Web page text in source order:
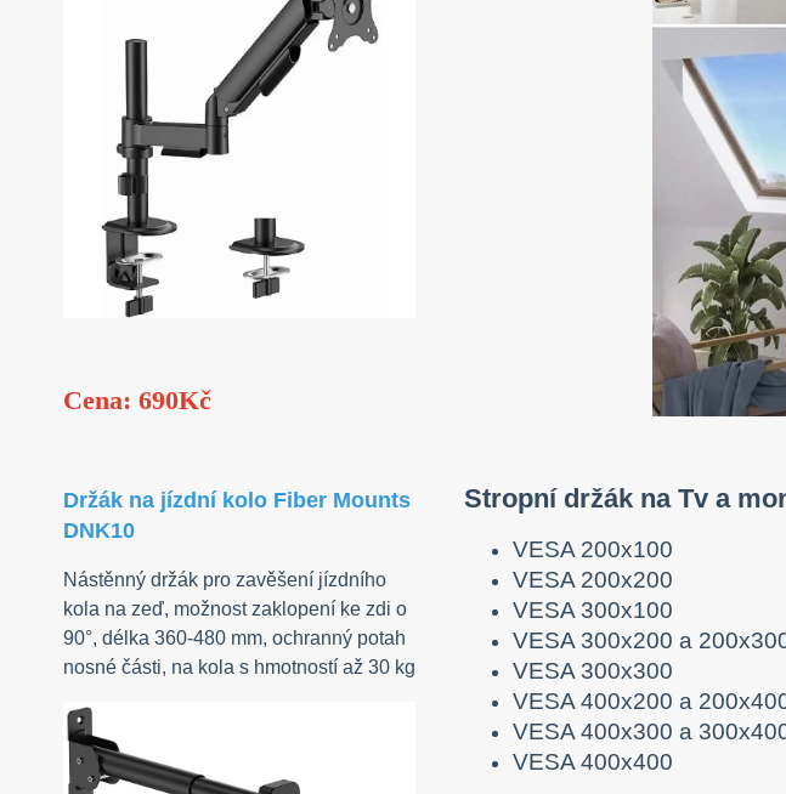
Cena: 690Kč
Držák na jízdní kolo Fiber Mounts
DNK10
Nástěnný držák pro zavěšení jízdního
kola na zeď, možnost zaklopení ke zdi o
90°, délka 360-480 mm, ochranný potah
nosné části, na kola s hmotností až 30 kg
Stropní držák na Tv a
VESA 200x100
VESA 200x200
VESA 300x100
VESA 300x200 a
VESA 300x300
VESA 400x200 a
VESA 400x300 a
VESA 400x400